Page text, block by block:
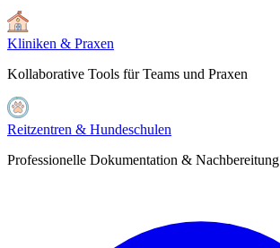
Kliniken & Praxen
Kollaborative Tools für Teams und Praxen
Reitzentren & Hundeschulen
Professionelle Dokumentation & Nachbereitung